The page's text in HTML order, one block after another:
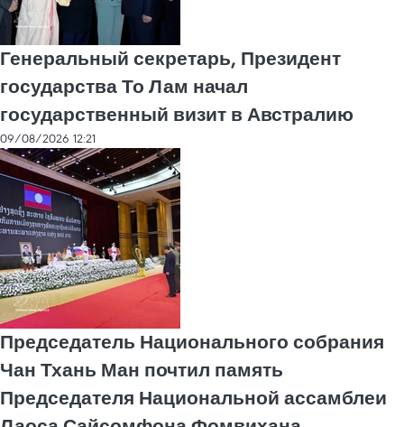
Генеральный секретарь, Президент
государства То Лам начал
государственный визит в Австралию
09/08/2026 12:21
Председатель Национального собрания
Чан Тхань Ман почтил память
Председателя Национальной ассамблеи